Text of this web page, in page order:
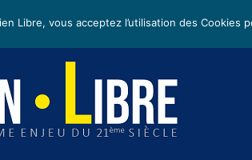
Recevoir nos newsletters • Nous suivre sur les
Libre, vous acceptez l’utilisation des